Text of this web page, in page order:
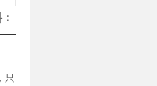
只